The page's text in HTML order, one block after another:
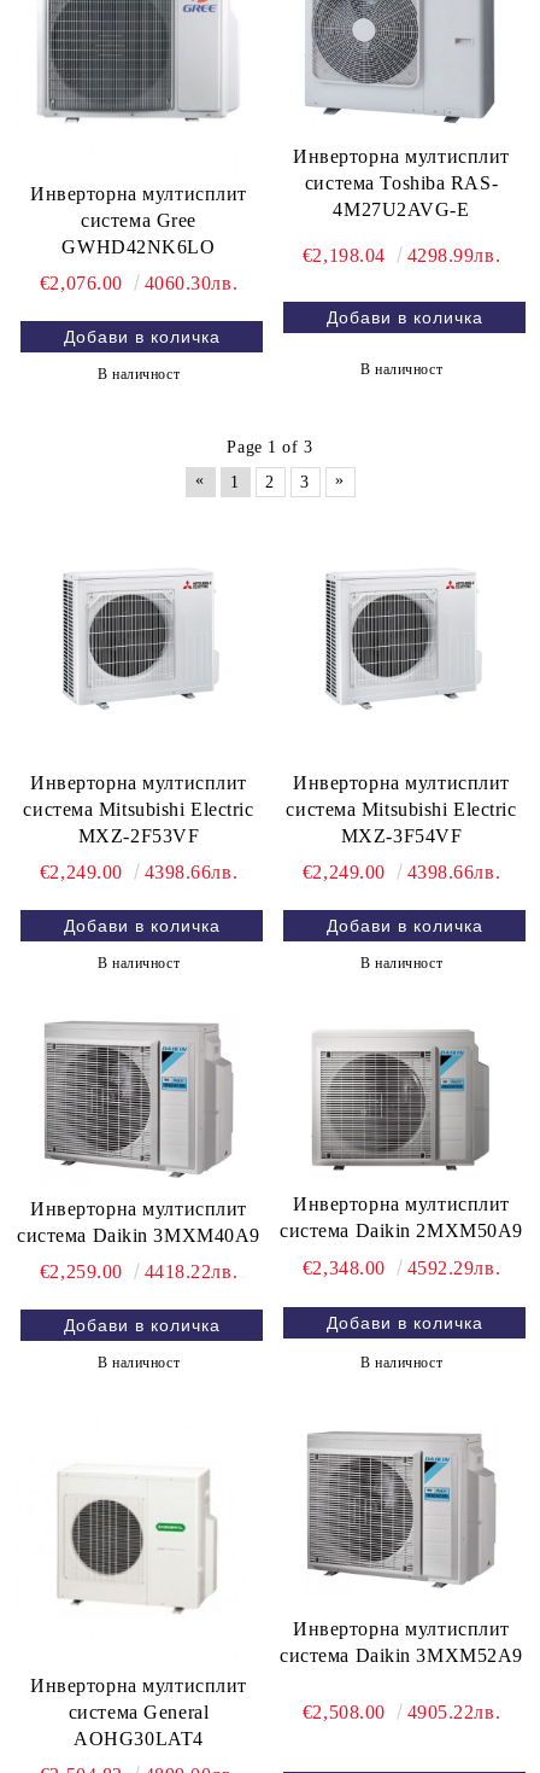
Инверторна мултисплит
система Gree
GWHD42NK6LO
€2,076.00
4060.30лв.
В наличност
Инверторна мултисплит
система Toshiba RAS-
4M27U2AVG-E
€2,198.04 4298.99лв.
В наличност
Page 1 of 3
«
1 2 3 »
Инверторна мултисплит
система Mitsubishi Electric
MXZ-2F53VF
€2,249.00
4398.66лв.
В наличност
Инверторна мултисплит
система Mitsubishi Electric
MXZ-3F54VF
€2,249.00
4398.66лв.
В наличност
Инверторна мултисплит
система Daikin 3MXM40A9
€2,259.00
4418.22лв.
В наличност
Инверторна мултисплит
система Daikin 2MXM50A9
€2,348.00
4592.29лв.
В наличност
Инверторна мултисплит
система General
AOHG30LAT4
Инверторна мултисплит
система Daikin 3MXM52A9
€2,508.00 4905.22лв.